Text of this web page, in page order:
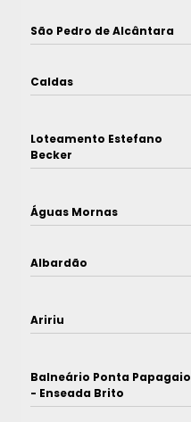
São Pedro de Alcântara
Caldas
Loteamento Estefano
Becker
Águas Mornas
Albardão
Aririu
Balneário Ponta Papagaio
- Enseada Brito